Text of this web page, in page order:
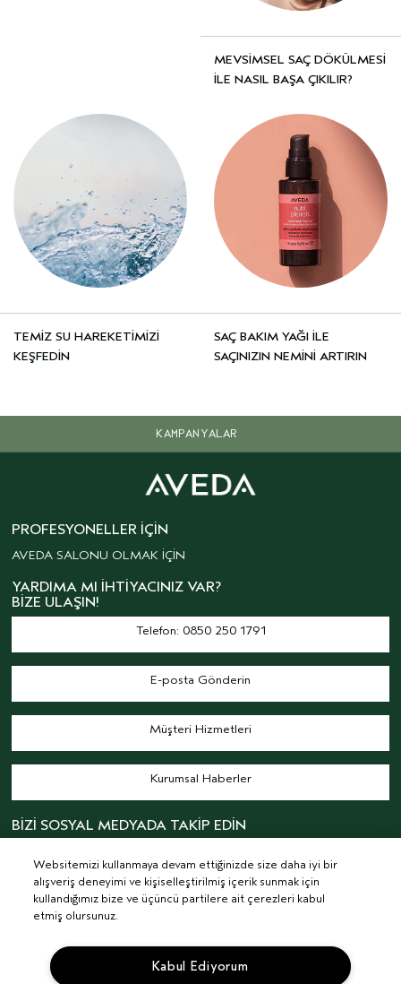
MEVSİMSEL SAÇ DÖKÜLMESİ
İLE NASIL BAŞA ÇIKILIR?
TEMİZ SU HAREKETİMİZİ
KEŞFEDİN
SAÇ BAKIM YAĞI İLE
SAÇINIZIN NEMİNİ ARTIRIN
KAMPANYALAR
PROFESYONELLER İÇIN
AVEDA SALONU OLMAK İÇİN
YARDIMA MI İHTIYACINIZ VAR?
BIZE ULAŞIN!
Telefon: 0850 250 1791
E-posta Gönderin
Müşteri Hizmetleri
Kurumsal Haberler
BİZİ SOSYAL MEDYADA TAKİP EDİN
© AVEDA CORP. ŞARTLAR & KOŞULLARGIZLILIK POLITIKASI
Websitemizi kullanmaya devam ettiğinizde size daha iyi bir
alışveriş deneyimi ve kişiselleştirilmiş içerik sunmak için
kullandığımız bize ve üçüncü partilere ait çerezleri kabul
etmiş olursunuz.
Kabul Ediyorum